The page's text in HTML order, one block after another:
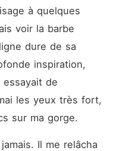
à quelques
voir la barbe
dure de sa
inspiration,
de
les yeux très fort,
sur ma gorge.
Il me relâcha